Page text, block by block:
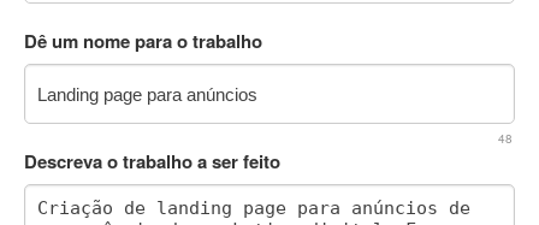
Dê um nome para o trabalho
48
Descreva o trabalho a ser feito